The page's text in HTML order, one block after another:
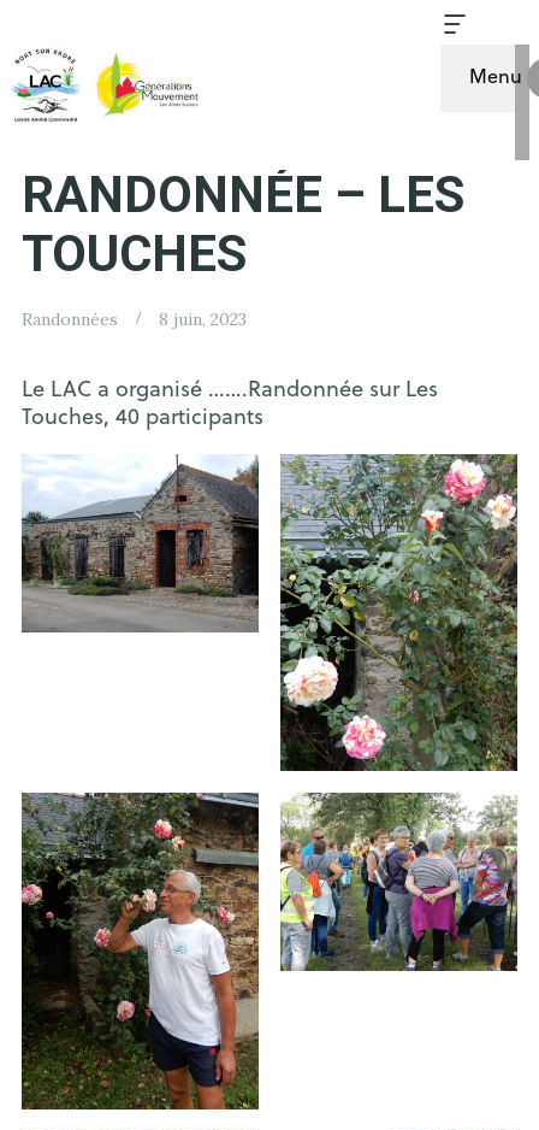
Menu
22/09/2020 –
RANDONNÉE – LES
TOUCHES
Randonnées 8 juin, 2023
Le LAC a organisé …….Randonnée sur Les
Touches, 40 participants